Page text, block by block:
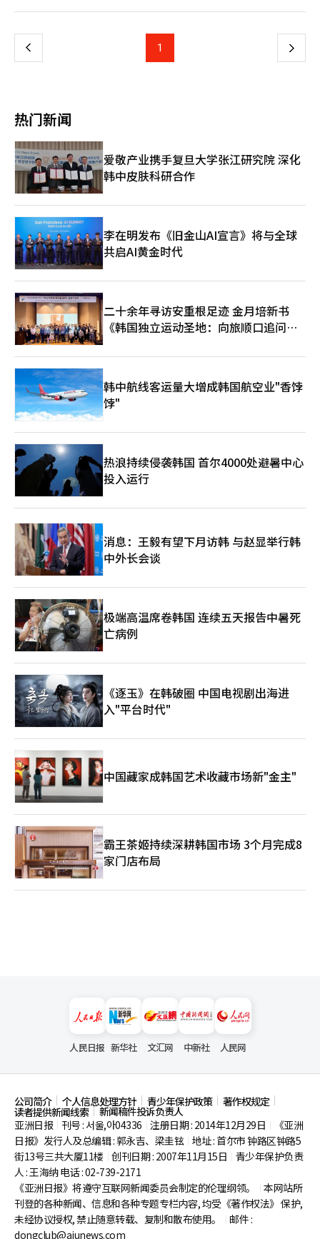
指。全球金饰需求同比下降23%，至300吨，主要市场如中国、印
金需求显著减少，越南第一季度金条和金币需求同比下降24%，至
9吨，而全球个人投资者需求增长42%，达到474吨。越南政府正
动。政府还计划设立国家黄金交易所，以确保经济增长所需的资
金。总理还提出了信贷政策方向，要求灵活管理信贷增长，鼓励资
金流向实体经济，并支持社会住房和工业园区的发展。※ 本报道
经人工智能（AI）系统翻译与编辑。
上 1 下
热门新闻
爱敬产业携手复旦大学张江研究院 深化
韩中皮肤科研合作
李在明发布《旧金山AI宣言》将与全球
共启AI黄金时代
二十余年寻访安重根足迹 金月培新书
《韩国独立运动圣地：向旅顺口追问历
韩中航线客运量大增成韩国航空业"香饽
饽"
热浪持续侵袭韩国 首尔4000处避暑中心
投入运行
消息：王毅有望下月访韩 与赵显举行韩
中外长会谈
极端高温席卷韩国 连续五天报告中暑死
亡病例
《逐玉》在韩破圈 中国电视剧出海进
入"平台时代"
中国藏家成韩国艺术收藏市场新"金主"
霸王茶姬持续深耕韩国市场 3个月完成8
家门店布局
人民日报 新华社 文汇网 中新社 人民网
公司简介 个人信息处理方针 青少年保护政策 著作权规定
读者提供新闻线索
新闻稿件投诉负责人
亚洲日报
刊号 : 서울,아04336 注册日期 : 2014年12月29日
《亚洲
日报》发行人及总编辑 : 郭永吉、梁圭铉 地址 : 首尔市钟路区钟路5
街13号三共大厦11楼 创刊日期 : 2007年11月15日
青少年保护负责
人 : 王海纳 电话 : 02-739-2171
《亚洲日报》将遵守互联网新闻委员会制定的伦理纲领。
本网站所
刊登的各种新闻、信息和各种专题专栏内容, 均受《著作权法》 保护,
未经协议授权, 禁止随意转载、复制和散布使用。
邮件 :
dongclub@ajunews.com